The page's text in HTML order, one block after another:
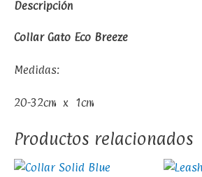
Descripción
Collar Gato Eco Breeze
Medidas:
20-32cm x 1cm
Productos relacionados